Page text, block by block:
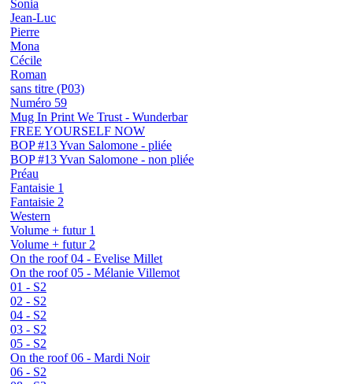
Sonia
Jean-Luc
Pierre
Mona
Cécile
Roman
sans titre (P03)
Numéro 59
Mug In Print We Trust - Wunderbar
FREE YOURSELF NOW
BOP #13 Yvan Salomone - pliée
BOP #13 Yvan Salomone - non pliée
Préau
Fantaisie 1
Fantaisie 2
Western
Volume + futur 1
Volume + futur 2
On the roof 04 - Evelise Millet
On the roof 05 - Mélanie Villemot
01 - S2
02 - S2
04 - S2
03 - S2
05 - S2
On the roof 06 - Mardi Noir
06 - S2